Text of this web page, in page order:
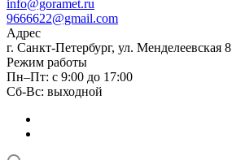
info@goramet.ru
9666622@gmail.com
Адрес
г. Санкт-Петербург, ул. Менделеевская 8
Режим работы
Пн–Пт: с 9:00 до 17:00
Сб-Вс: выходной